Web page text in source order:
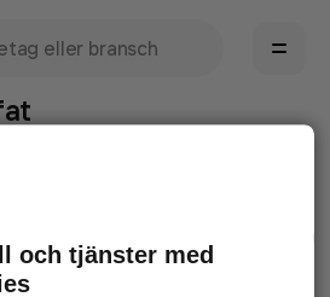
snabbare kan avhjälpa det.
i webbläsaren och försök igen
och tjänster med